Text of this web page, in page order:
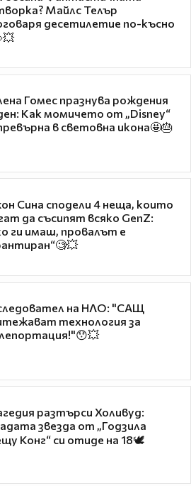
Майлс Телър
десетилетие по-късно
Гомес празнува рождения
Как момичето от „Disney“
в световна икона🤩🎂
Сина сподели 4 неща, които
да съсипят всяко GenZ:
ги имаш, провалът е
на НЛО: "САЩ
технология за
разтърси Холивуд:
звезда от „Годзила
Конг“ си отиде на 18🕊️